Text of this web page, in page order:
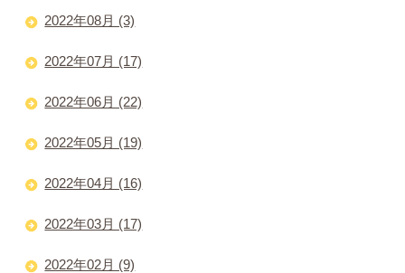
2022年08月 (3)
2022年07月 (17)
2022年06月 (22)
2022年05月 (19)
2022年04月 (16)
2022年03月 (17)
2022年02月 (9)